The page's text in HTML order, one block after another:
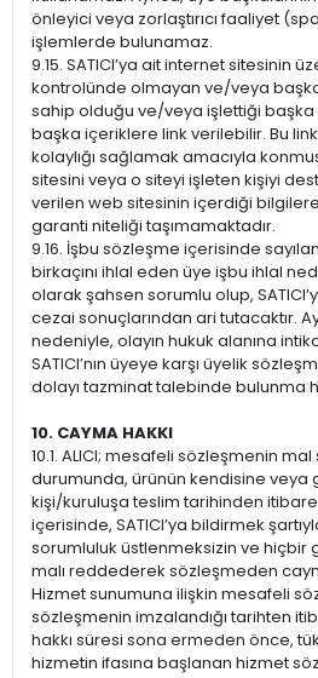
önleyici veya zorlaştırıcı faaliyet
işlemlerde bulunamaz.
9.15. SATICI’ya ait internet sitesinin
kontrolünde olmayan ve/veya
sahip olduğu ve/veya işlettiği
başka içeriklere link verilebilir. Bu
kolaylığı sağlamak amacıyla
sitesini veya o siteyi işleten kişiyi
verilen web sitesinin içerdiği
garanti niteliği taşımamaktadır.
9.16. İşbu sözleşme içerisinde
birkaçını ihlal eden üye işbu ihlal
olarak şahsen sorumlu olup,
cezai sonuçlarından ari tutacaktır.
nedeniyle, olayın hukuk alanına
SATICI’nın üyeye karşı üyelik
dolayı tazminat talebinde bulunma
10. CAYMA HAKKI
10.1. ALICI; mesafeli sözleşmenin mal
durumunda, ürünün kendisine veya
kişi/kuruluşa teslim tarihinden
içerisinde, SATICI’ya bildirmek
sorumluluk üstlenmeksizin ve
malı reddederek sözleşmeden
Hizmet sunumuna ilişkin mesafeli
sözleşmenin imzalandığı tarihten
hakkı süresi sona ermeden önce,
hizmetin ifasına başlanan hizmet